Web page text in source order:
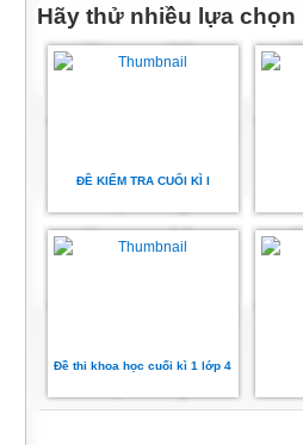
TNKQ TL
1
1
Hãy thử nhiều lựa chọn
ĐỀ KIỂM TRA CUỐI KÌ I
Đề thi khoa học cuối kì 1 lớp 4